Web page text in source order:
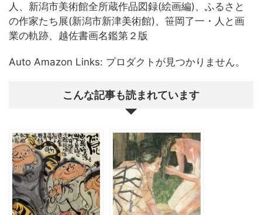
人、新潟市美術館全所蔵作品図録(絵画編)、ふるさと
の作家たち展(新潟市新津美術館)、笹岡了一・人と画
業の軌跡、越佐書画名鑑第２版
Auto Amazon Links: プロダクトが見つかりません。
こんな記事も読まれています